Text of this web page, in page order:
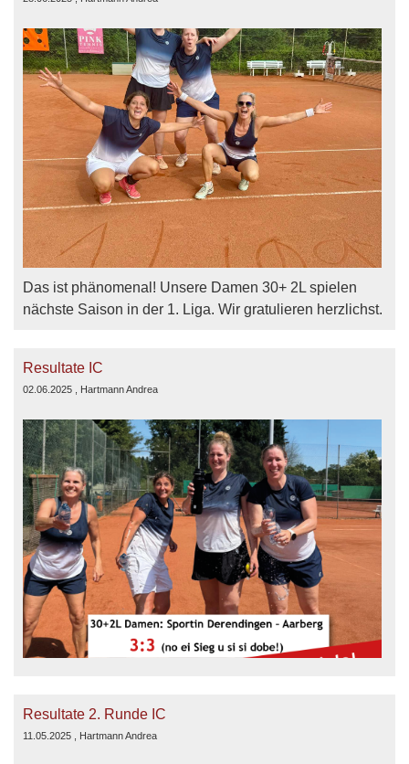
Das ist phänomenal! Unsere Damen 30+ 2L spielen
nächste Saison in der 1. Liga. Wir gratulieren herzlichst.
Resultate IC
02.06.2025 , Hartmann Andrea
Resultate 2. Runde IC
11.05.2025 , Hartmann Andrea